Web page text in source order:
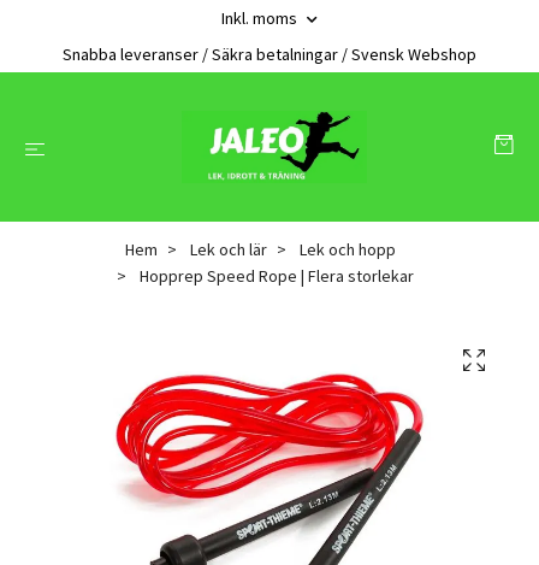
Inkl. moms
Snabba leveranser / Säkra betalningar / Svensk Webshop
Hem Lek och lär
Lek och hopp
Hopprep Speed Rope | Flera storlekar